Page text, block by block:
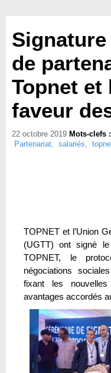
Signature
de
Topnet et
faveur
22 octobre 2019 Mots-clefs :
Partenariat, salariés,
TOPNET et l’Union
(UGTT) ont signé
TOPNET, le
négociations
fixant les
avantages accordés